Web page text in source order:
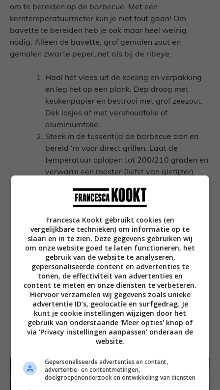
om te bereiden op de barbecue. Met een
kerntemperatuurmeter kun je niet fout gaan! Om
bavette te bereiden heb je ook maar heel weinig
nodig. Alleen de bavette, grof gemalen zout en
gemalen zwarte peper, net als bij de ribeye.
Haal het vlees uit de koeling en verpakking
en leg het op een plank. Dep droog met
keukenpapier en bestrooi met grof zeezout.
Dek losjes af met vershoudfolie of
aluminiumfolie.
Steek in de tussentijd de barbecue aan en
bereid ‘m voor direct grillen. Laat de
temperatuur oplopen tot 200/210 graden en
verwarm een rooster (liefst van gietijzer)
Leg de bavette op het rooster en plaats er
een kerntemperatuurmeter in. Grill tot een
kerntemperatuur van 54 graden, sluit steeds
het deksel, en draai af en toe om. Als je de
bavette tijdens het draaien een kwartslag
draait, krijg je mooie grillstrepen. Haal
daarna van het rooster en laat de bavette
nog 10 minuten rusten onder folie.
Snijd de bavette dwars op de draad (dit zijn
de spiervezels en door ze tegen de draad te
snijden, is het vlees malser) in dunne plakken
en serveer met chimichurri (zie recept
hieronder).
Francesca Kookt gebruikt cookies (en
vergelijkbare technieken) om informatie op te
slaan en in te zien. Deze gegevens gebruiken wij
om onze website goed te laten functioneren, het
gebruik van de website te analyseren,
gepersonaliseerde content en advertenties te
tonen, de effectiviteit van advertenties en
content te meten en onze diensten te verbeteren.
Hiervoor verzamelen wij gegevens zoals unieke
advertentie ID’s, geolocatie en surfgedrag. Je
kunt je cookie instellingen wijzigen door het
gebruik van onderstaande 'Meer opties' knop of
via 'Privacy instellingen aanpassen' onderaan de
website.
Gepersonaliseerde advertenties en content,
advertentie- en contentmetingen,
doelgroepenonderzoek en ontwikkeling van diensten